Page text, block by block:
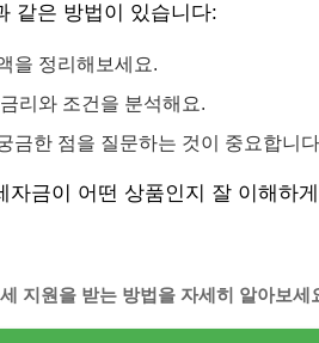
같은 방법이 있습니다:
을 정리해보세요.
리와 조건을 분석해요.
금한 점을 질문하는 것이 중요합니
자금이 어떤 상품인지 잘 이해하
지원을 받는 방법을 자세히 알아보세